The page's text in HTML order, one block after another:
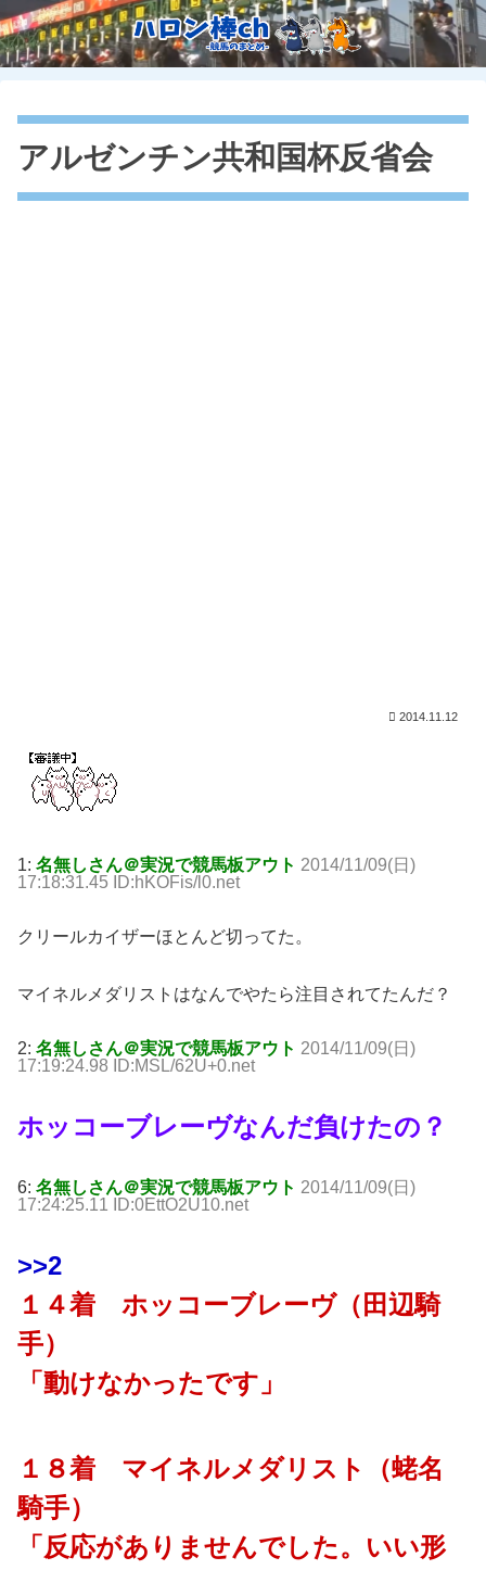
アルゼンチン共和国杯反省会
2014.11.12
1: 名無しさん＠実況で競馬板アウト 2014/11/09(日)
17:18:31.45 ID:hKOFis/l0.net
クリールカイザーほとんど切ってた。
マイネルメダリストはなんでやたら注目されてたんだ？
2: 名無しさん＠実況で競馬板アウト 2014/11/09(日)
17:19:24.98 ID:MSL/62U+0.net
ホッコーブレーヴなんだ負けたの？
6: 名無しさん＠実況で競馬板アウト 2014/11/09(日)
17:24:25.11 ID:0EttO2U10.net
>>2
１４着 ホッコーブレーヴ（田辺騎
手）
「動けなかったです」
１８着 マイネルメダリスト（蛯名
騎手）
「反応がありませんでした。いい形